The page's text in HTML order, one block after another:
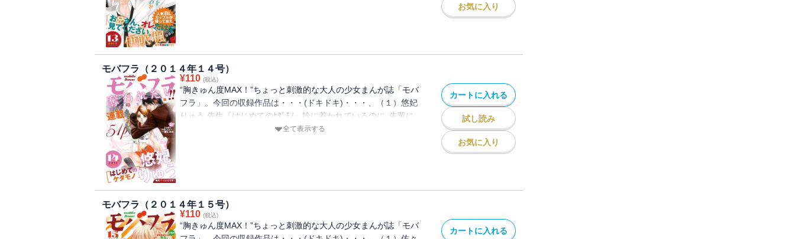
が嬉しい｡女子の本音､つまってます♪
しときもちいｰこと､したいの? 祐斗社長の婚約者･月子様に仕え
る影藤は､社長から愛人の杏を引き離すのが使命｡・・・のはず
が､杏が気になってｲﾗｲﾗして､淫夢にうなされて・・・夢の中の杏
は､生々しくて､めっちゃｴﾛくて｡ﾔﾊﾞｲ､この続き､したくてたまら
ない・・・っ!! 社長と別れて傷心の杏に､新展開!!（３）本はるか
先生 『溺愛の檻』触れられると､身体に電流が走るみたい｡和維
檻で､兄妹が堕ちていく・・・!!男同士のﾗﾌﾞﾗﾌﾞｶｯﾌﾟﾙが､お兄さ
んの元ｶﾉ登場でﾋﾟﾝﾁ!? 仕事のために近づいた女にﾊﾏって､男が淫
らな夢にうなされて・・・♪ 2人きりで生きてきた義兄妹が､歪ん
だ檻で恋に堕ちて・・・｡もう､お前を誰にも､渡さない・・・!!
お気に入り
モバフラ（２０１４年１４号）
¥110 (税込)
“胸きゅん度MAX！”ちょっと刺激的な大人の少女まんが誌「モバ
フラ」。今回の収録作品は・・・(ドキドキ)・・・、（１）悠妃
りゅう 先生『はじめてのｹﾀﾞﾓﾉ』吟に惹かれているのに､先輩に
触れられたﾄｺが､火照ってる｡先輩のことを考えながら､吟がくれ
はﾄﾞS』次の問題､解けないとｷｽするぞ? きゃｰっっHすぎるよ､久
世くんっ☆☆ ・・・これは妄想の中｡現実の久世くんは冷たく
て､住む世界が違う優等生で､おﾊﾞｶな私にｶﾃｷｮしてくれるのもﾊﾞｲ
ﾄだからで・・・｡それでもこのﾁｬﾝｽに､もっと近づきたい､触りた
全て表示する
カートに入れる
試し読み
お気に入り
モバフラ（２０１４年１５号）
¥110 (税込)
“胸きゅん度MAX！”ちょっと刺激的な大人の少女まんが誌「モバ
カートに入れる